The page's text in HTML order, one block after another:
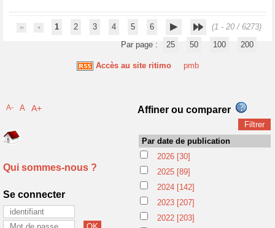
1 2 3 4 5 6
(1 - 20 / 6273)
Par page :
25 50 100 200
Accès au site ritimo pmb
A- A A+
Qui sommes-nous ?
Se connecter
Affiner ou comparer
Par date de publication
2026 [30]
2025 [89]
2024 [142]
2023 [207]
2022 [203]